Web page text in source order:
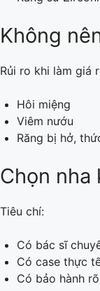
Không
Rủi ro khi làm giá
Hôi miệng
Viêm nướu
Răng bị hở,
Chọn nha
Tiêu chí:
Có bác sĩ
Có case thực
Có bảo hành